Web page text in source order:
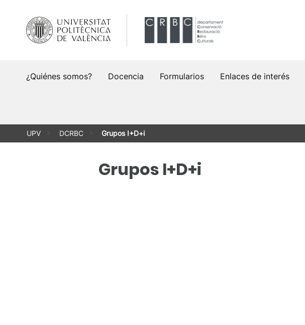
contenido
¿Quiénes somos? Docencia Formularios Enlaces de interés
UPV DCRBC Grupos I+D+i
Grupos I+D+i